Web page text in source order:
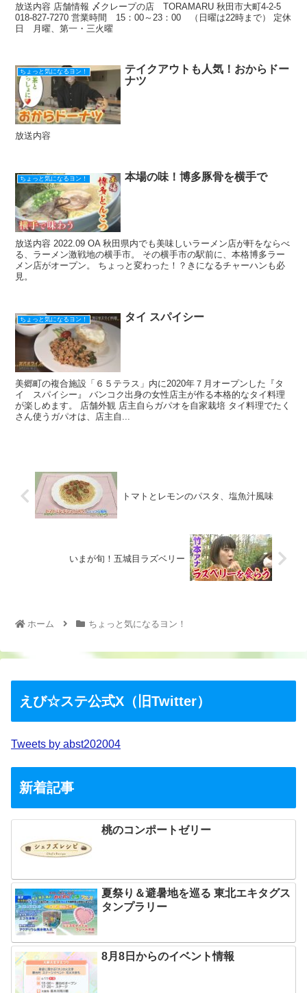
放送内容 店舗情報 〆クレープの店 TORAMARU 秋田市大町4-2-5
018-827-7270 営業時間 15：00～23：00 （日曜は22時まで） 定休
日 月曜、第一・三火曜
ちょっと気になるヨン！
テイクアウトも人気！おからドー
ナツ
放送内容
ちょっと気になるヨン！ 本場の味！博多豚骨を横手で
放送内容 2022.09 OA 秋田県内でも美味しいラーメン店が軒をならべ
る、ラーメン激戦地の横手市。 その横手市の駅前に、本格博多ラー
メン店がオープン。 ちょっと変わった！？きになるチャーハンも必
見。
ちょっと気になるヨン！ タイ スパイシー
美郷町の複合施設「６５テラス」内に2020年７月オープンした『タ
イ スパイシー』 バンコク出身の女性店主が作る本格的なタイ料理
が楽しめます。 店舗外観 店主自らガパオを自家栽培 タイ料理でたく
さん使うガパオは、店主自...
トマトとレモンのパスタ、塩魚汁風味
いまが旬！五城目ラズベリー
ホーム ちょっと気になるヨン！
えび☆ステ公式X（旧Twitter）
Tweets by abst202004
新着記事
桃のコンポートゼリー
夏祭り＆避暑地を巡る 東北エキタグス
タンプラリー
8月8日からのイベント情報